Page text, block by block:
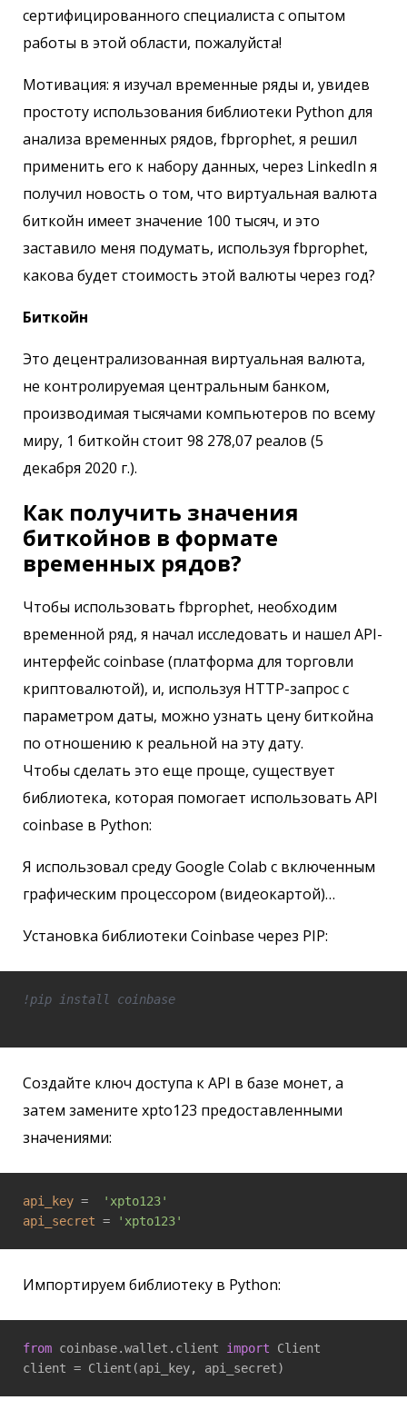
сертифицированного специалиста с опытом
работы в этой области, пожалуйста!
Мотивация: я изучал временные ряды и, увидев
простоту использования библиотеки Python для
анализа временных рядов, fbprophet, я решил
применить его к набору данных, через LinkedIn я
получил новость о том, что виртуальная валюта
биткойн имеет значение 100 тысяч, и это
заставило меня подумать, используя fbprophet,
какова будет стоимость этой валюты через год?
Биткойн
Это децентрализованная виртуальная валюта,
не контролируемая центральным банком,
производимая тысячами компьютеров по всему
миру, 1 биткойн стоит 98 278,07 реалов (5
декабря 2020 г.).
Как получить значения
биткойнов в формате
временных рядов?
Чтобы использовать fbprophet, необходим
временной ряд, я начал исследовать и нашел API-
интерфейс coinbase (платформа для торговли
криптовалютой), и, используя HTTP-запрос с
параметром даты, можно узнать цену биткойна
по отношению к реальной на эту дату.
Чтобы сделать это еще проще, существует
библиотека, которая помогает использовать API
coinbase в Python:
Я использовал среду Google Colab с включенным
графическим процессором (видеокартой)…
Установка библиотеки Coinbase через PIP:
!pip install coinbase
Создайте ключ доступа к API в базе монет, а
затем замените xpto123 предоставленными
значениями:
api_key =
'xpto123'
api_secret = 'xpto123'
Импортируем библиотеку в Python:
from coinbase.wallet.client import Client